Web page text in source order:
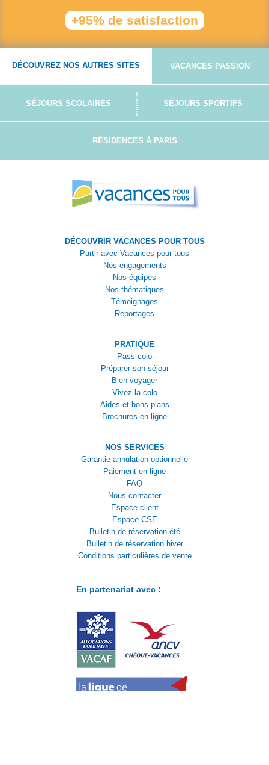
+95% de satisfaction
DÉCOUVREZ NOS AUTRES SITES VACANCES PASSION
SÉJOURS SCOLAIRES SÉJOURS SPORTIFS
RÉSIDENCES À PARIS
DÉCOUVRIR VACANCES POUR TOUS
Partir avec Vacances pour tous
Nos engagements
Nos équipes
Nos thématiques
Témoignages
Reportages
PRATIQUE
Pass colo
Préparer son séjour
Bien voyager
Vivez la colo
Aides et bons plans
Brochures en ligne
NOS SERVICES
Garantie annulation optionnelle
Paiement en ligne
FAQ
Nous contacter
Espace client
Espace CSE
Bulletin de réservation été
Bulletin de réservation hiver
Conditions particulières de vente
En partenariat avec :